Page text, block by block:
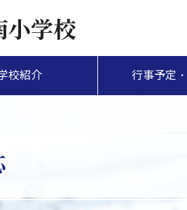
小学校
校紹介 行事予定